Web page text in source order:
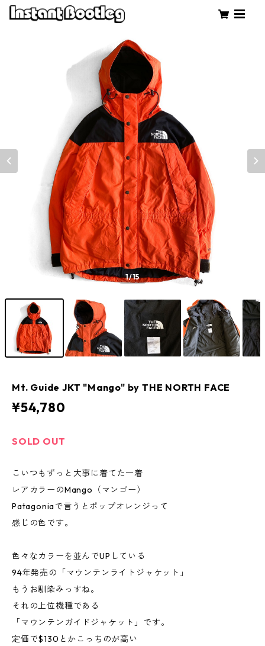
1/15
Mt. Guide JKT "Mango" by THE NORTH FACE
¥54,780
SOLD OUT
こいつもずっと大事に着てた一着
レアカラーのMango（マンゴー）
Patagoniaで言うとポップオレンジって
感じの色です。
色々なカラーを並んでUPしている
94年発売の「マウンテンライトジャケット」
もうお馴染みっすね。
それの上位機種である
「マウンテンガイドジャケット」です。
定価で$130とかこっちのが高い